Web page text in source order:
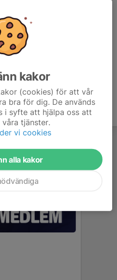
kakor
(cookies) för att vår
bra för dig. De används
i syfte att hjälpa oss att
tjänster.
vi cookies
alla kakor